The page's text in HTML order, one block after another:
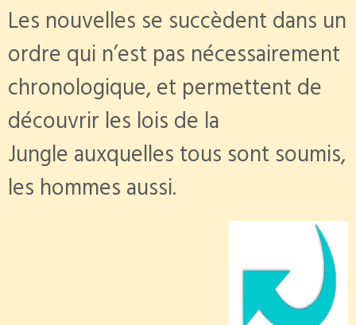
Les nouvelles se succèdent dans un
ordre qui n’est pas nécessairement
chronologique, et permettent de
découvrir les lois de la
Jungle auxquelles tous sont soumis,
les hommes aussi.